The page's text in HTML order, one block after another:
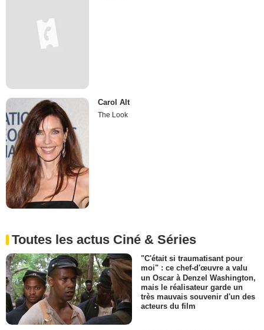
Carol Alt
The Look
Toutes les actus Ciné & Séries
"C'était si traumatisant pour
moi" : ce chef-d'œuvre a valu
un Oscar à Denzel Washington,
mais le réalisateur garde un
très mauvais souvenir d'un des
acteurs du film